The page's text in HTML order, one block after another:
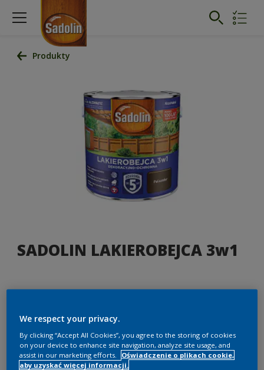
Produkty
SADOLIN LAKIEROBEJCA 3w1
DODAJ DO LISTY ZAKUPÓW
We respect your privacy.
By clicking “Accept All Cookies”, you agree to the storing of cookies
on your device to enhance site navigation, analyze site usage, and
assist in our marketing efforts.
Oświadczenie o plikach cookie,
aby uzyskać więcej informacji.